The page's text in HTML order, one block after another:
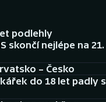
podlehly
skončí nejlépe na 21.
– Česko
do 18 let padly s